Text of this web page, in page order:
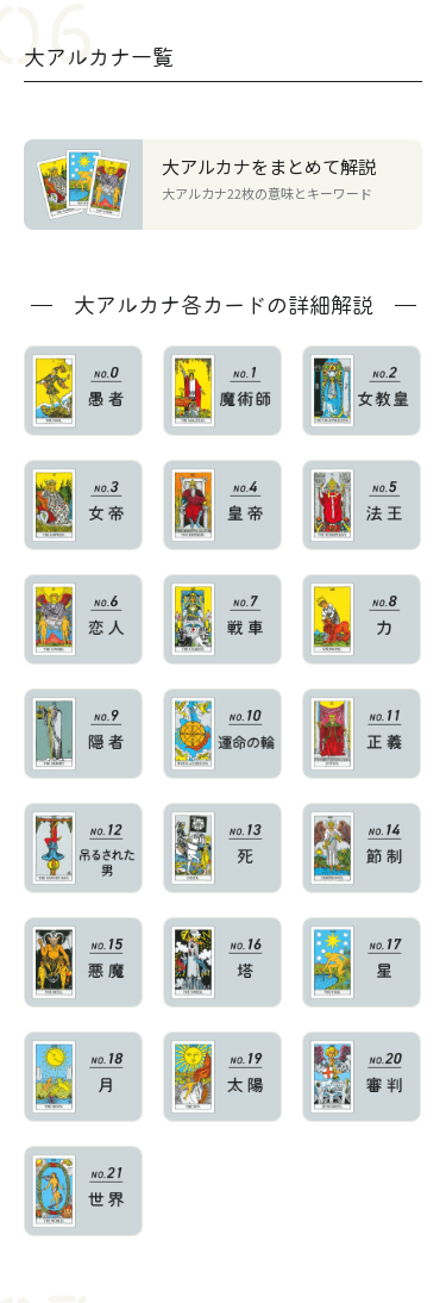
大アルカナ一覧
大アルカナをまとめて解説
大アルカナ22枚の意味とキーワード
大アルカナ各カードの詳細解説